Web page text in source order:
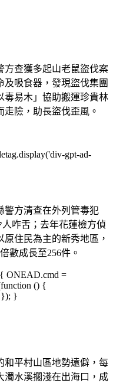
方查獲多起山老鼠盜伐案
吸食器，發現盜伐集團
毒易木」協助搬運珍貴林
險，助長盜伐歪風。
gpt-ad-
警方清查在外列管毒犯
咋舌；去年花蓮檢方偵
住民為主的新秀地區，
數成長至256件。
ONEAD.cmd =
() {
}); }
和平村山區地勢遠僻，每
濁水溪擱淺在出海口，成